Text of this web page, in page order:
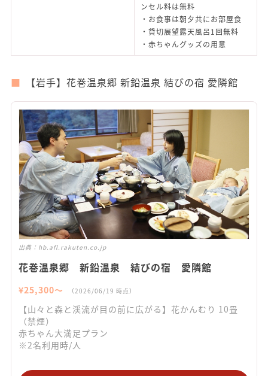
ンセル料は無料
・お食事は朝夕共にお部屋食
・貸切展望露天風呂1回無料
・赤ちゃんグッズの用意
【岩手】花巻温泉郷 新鉛温泉 結びの宿 愛隣館
出典： hb.afl.rakuten.co.jp
花巻温泉郷 新鉛温泉 結びの宿 愛隣館
¥25,300〜 （2026/06/19 時点）
【山々と森と渓流が目の前に広がる】花かんむり 10畳
（禁煙）
赤ちゃん大満足プラン
※2名利用時/人